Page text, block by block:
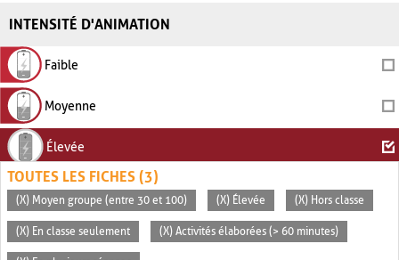
INTENSITÉ D'ANIMATION
Faible
Moyenne
Élevée
TOUTES LES FICHES (3)
(X) Moyen groupe (entre 30 et 100) (X) Élevée (X) Hors classe
(X) En classe seulement (X) Activités élaborées (> 60 minutes)